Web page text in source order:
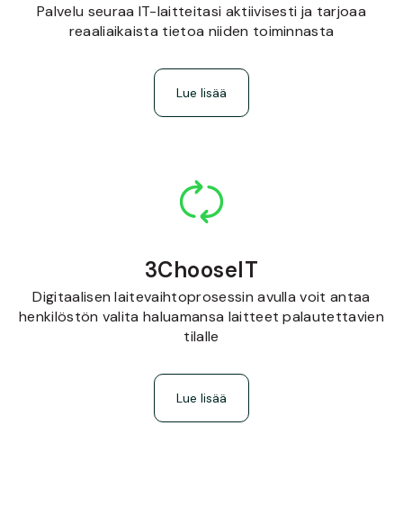
Palvelu seuraa IT-laitteitasi aktiivisesti ja tarjoaa
reaaliaikaista tietoa niiden toiminnasta
Lue lisää
3ChooseIT
Digitaalisen laitevaihtoprosessin avulla voit antaa
henkilöstön valita haluamansa laitteet palautettavien
tilalle
Lue lisää